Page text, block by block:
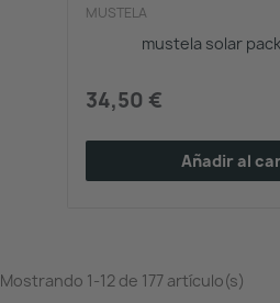
MUSTELA
mustela solar
34,50 €
Añadir al
Mostrando 1-12 de 177 artículo(s)